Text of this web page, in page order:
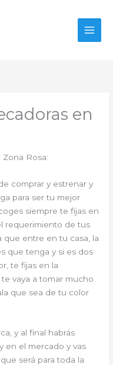
en
Zona Rosa:
comprar y estrenar y
para ser tu mejor
siempre te fijas en
requerimiento de tus
que entre en tu casa, la
que tenga y si es dos
te fijas en la
vaya a tomar mucho
que sea de tu color
y al final habrás
en el mercado y vas
será para toda la